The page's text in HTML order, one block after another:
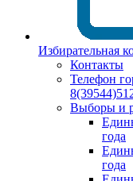
Избирательная
Контакты
Телефон
Выборы и
года
года